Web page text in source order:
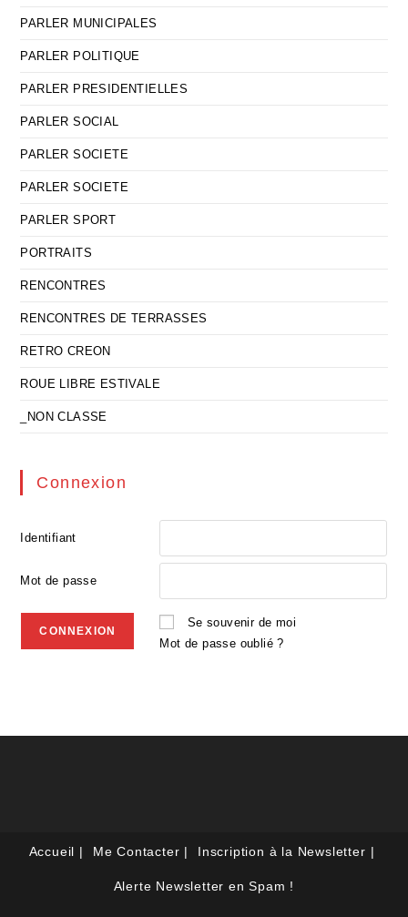
PARLER MUNICIPALES
PARLER POLITIQUE
PARLER PRESIDENTIELLES
PARLER SOCIAL
PARLER SOCIETE
PARLER SOCIETE
PARLER SPORT
PORTRAITS
RENCONTRES
RENCONTRES DE TERRASSES
RETRO CREON
ROUE LIBRE ESTIVALE
_NON CLASSE
Connexion
Identifiant
Mot de passe
Se souvenir de moi
Mot de passe oublié ?
Accueil Me Contacter Inscription à la Newsletter
Alerte Newsletter en Spam !